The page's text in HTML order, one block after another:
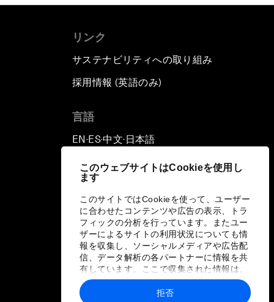
このウェブサイトはCookieを使用し
ます
このサイトではCookieを使って、ユーザー
に合わせたコンテンツや広告の表示、トラ
フィックの分析を行っています。またユー
ザーによるサイトの利用状況についても情
報を収集し、ソーシャルメディアや広告配
信、データ解析の各パートナーに情報を共
有しています。ここで収集された情報は、
ユーザーが各パートナーに提供した他の情
報や各パートナーのサービスを使用した際
拒否
リンク
サステナビリティへの取り組み
採用情報 (英語のみ)
言語
EN ▪ ES▪中文▪ 日本語